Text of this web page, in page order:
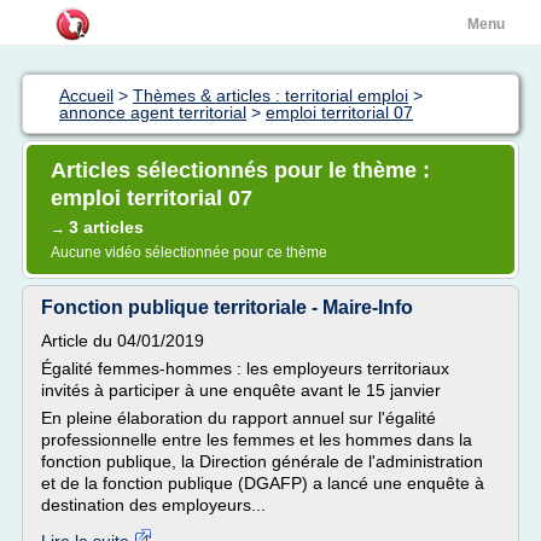
Menu
Accueil > Thèmes & articles : territorial emploi >
annonce agent territorial > emploi territorial 07
Articles sélectionnés pour le thème :
emploi territorial 07
→ 3 articles
Aucune vidéo sélectionnée pour ce thème
Fonction publique territoriale - Maire-Info
Article du 04/01/2019
Égalité femmes-hommes : les employeurs territoriaux
invités à participer à une enquête avant le 15 janvier
En pleine élaboration du rapport annuel sur l'égalité
professionnelle entre les femmes et les hommes dans la
fonction publique, la Direction générale de l'administration
et de la fonction publique (DGAFP) a lancé une enquête à
destination des employeurs...